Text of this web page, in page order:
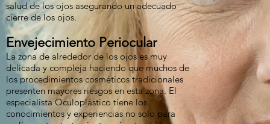
salud de los ojos asegurando un adecuado
cierre de los ojos.
Envejecimiento Periocular
La zona de alrededor de los ojos es muy
delicada y compleja haciendo que muchos de
los procedimientos cosméticos tradicionales
presenten mayores riesgos en esta zona. El
especialista Oculoplástico tiene los
conocimientos y experiencias no solo para